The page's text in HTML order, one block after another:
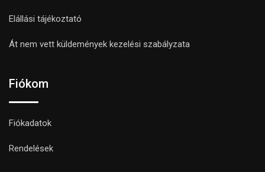
Elállási tájékoztató
Át nem vett küldemények kezelési szabályzata
Fiókom
Fiókadatok
Rendelések